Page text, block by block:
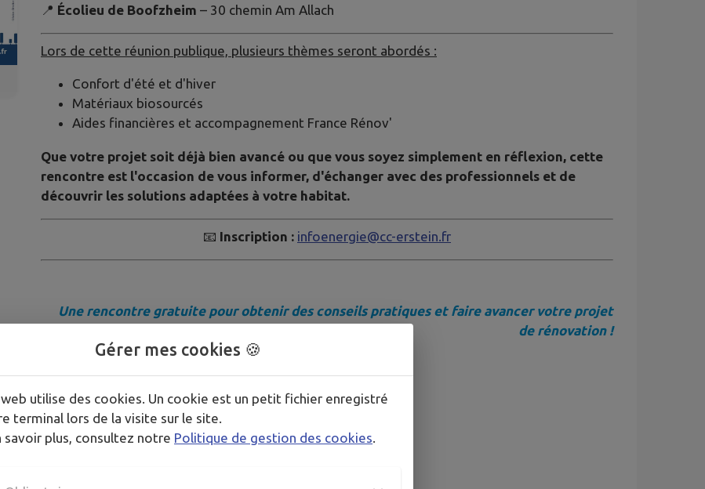
📍 Écolieu de Boofzheim – 30 chemin Am Allach
Lors de cette réunion publique, plusieurs thèmes seront abordés :
Confort d'été et d'hiver
Matériaux biosourcés
Aides financières et accompagnement France Rénov'
Que votre projet soit déjà bien avancé ou que vous soyez simplement en réflexion, cette
rencontre est l'occasion de vous informer, d'échanger avec des professionnels et de
découvrir les solutions adaptées à votre habitat.
📧 Inscription : infoenergie@cc-erstein.fr
Une rencontre gratuite pour obtenir des conseils pratiques et faire avancer votre projet
de rénovation !
HORAIRES
10h00
TARIFS
Gérer mes cookies 🍪
utilise des cookies. Un cookie est un petit fichier enregistré
terminal lors de la visite sur le site.
savoir plus, consultez notre Politique de gestion des cookies.